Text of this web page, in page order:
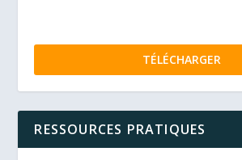
TÉLÉCHARGER
RESSOURCES PRATIQUES